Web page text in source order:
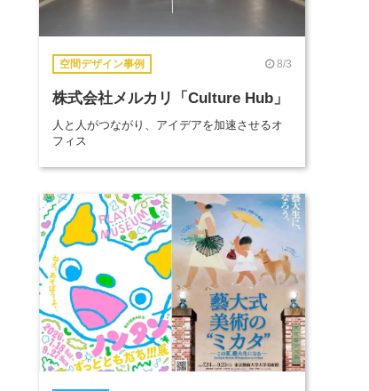
空間デザイン事例 8/3
株式会社メルカリ「Culture Hub」
人と人がつながり、アイデアを加速させるオ
フィス